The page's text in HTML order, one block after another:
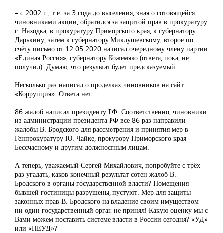
– с 2002 г., т.е. за 3 года до выселения, зная о готовящейся
чиновниками акции, обратился за защитой прав в прокуратуру
г. Находка, в прокуратуру Приморского края, к губернатору
Дарькину, затем к губернатору Миклушевскому, второе по
счёту письмо от 12.05.2020 написал очередному члену партии
«Единая Россия», губернатору Кожемяко (ответа, пока, не
получил). Думаю, что результат будет предсказуемый.
Несколько раз написал о проделках чиновников на сайт
«Коррупция». Ответа нет.
86 жалоб написал президенту РФ. Соответственно, чиновники
из администрации президента РФ все 86 раз направили
жалобы В. Бродского для рассмотрения и принятия мер в
Генпрокуратуру Ю. Чайке, прокурору Приморского края
Бессчасному и другим должностным лицам.
А теперь, уважаемый Сергей Михайлович, попробуйте с трёх
раз угадать, каков конечный результат сотен жалоб В.
Бродского в органы государственной власти? Помещения
бывшей гостиницы разрушены, пустуют. Мер для защиты
законных прав В. Бродского на владение своим имуществом
ни один государственный орган не принял! Какую оценку мы с
Вами можем поставить системе власти в России сегодня? «УД»
или «НЕУД»?